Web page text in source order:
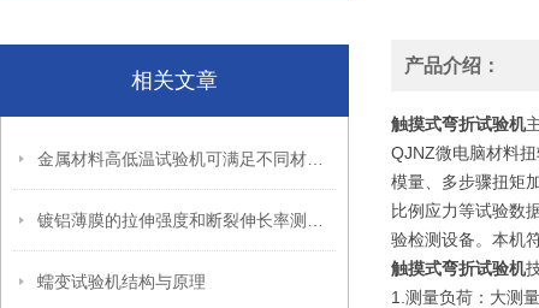
相关文章
蠕变试验机结构与原理
产品介绍：
触摸式弯折试验机
QJNZ微电脑材料
模量、多步骤扭矩
比例应力等试验数
验检测设备。本机
触摸式弯折试验机
1.测量负荷：大测